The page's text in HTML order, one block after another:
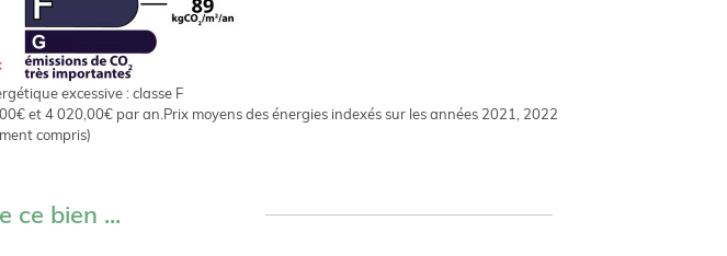
excessive : classe F
et 4 020,00€ par an.Prix moyens des énergies indexés sur les années 2021, 2022
compris)
ce bien ...